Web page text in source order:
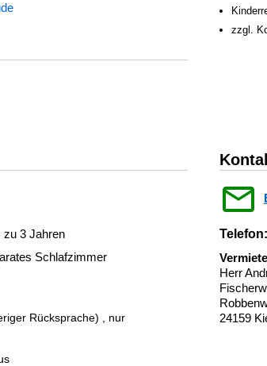
zzgl.
zu 3 Jahren
Schlafzimmer
Rücksprache) , nur
Telefon:
Herr
24159